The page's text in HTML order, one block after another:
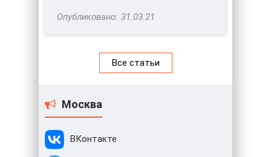
31.03.21
Все статьи
Москва
ВКонтакте